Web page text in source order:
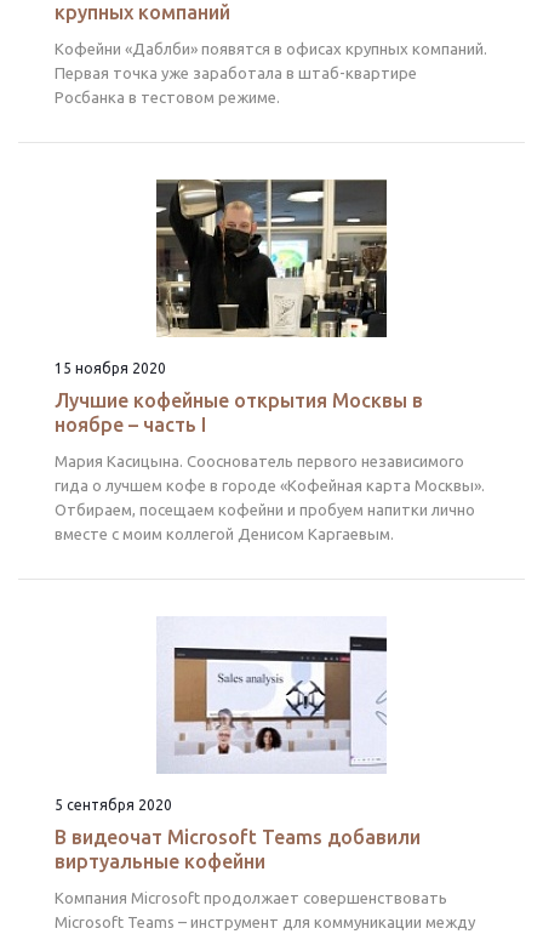
крупных компаний
Кофейни «Даблби» появятся в офисах крупных компаний.
Первая точка уже заработала в штаб-квартире
Росбанка в тестовом режиме.
15 ноября 2020
Лучшие кофейные открытия Москвы в
ноябре – часть I
Мария Касицына. Сооснователь первого независимого
гида о лучшем кофе в городе «Кофейная карта Москвы».
Отбираем, посещаем кофейни и пробуем напитки лично
вместе с моим коллегой Денисом Каргаевым.
5 сентября 2020
В видеочат Microsoft Teams добавили
виртуальные кофейни
Компания Microsoft продолжает совершенствовать
Microsoft Teams – инструмент для коммуникации между